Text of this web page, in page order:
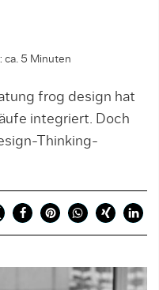
ca. 5 Minuten
frog design hat
integriert. Doch
Thinking-